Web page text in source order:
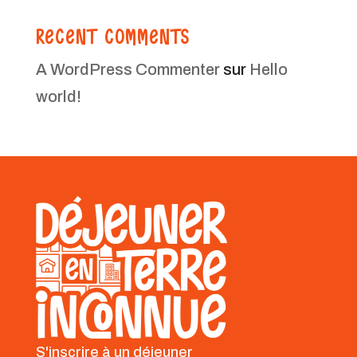
RECENT COMMENTS
A WordPress Commentersur Hello
world!
S'inscrire à un déjeuner